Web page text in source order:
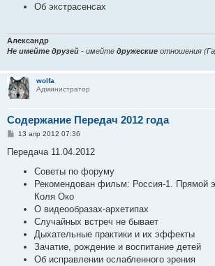
Об экстрасенсах
Александр
Не имейте друзей - имейте дружеские отношения
wolfa
Администратор
Содержание Передач 2012 года
С
о
б
13 апр 2012 07:36
Передача 11.04.2012
Советы по форуму
Рекомендован фильм: Россия-1. Прямой
Коля Око
О видеообразах-архетипах
Случайных встреч не бывает
Дыхательные практики и их эффекты
Зачатие, рождение и воспитание детей
Об исправлении ослабленного зрения